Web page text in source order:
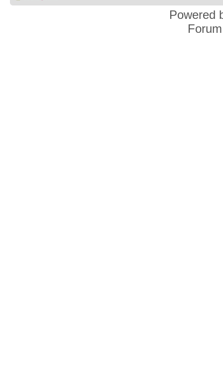
Powered